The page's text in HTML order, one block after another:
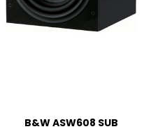
B&W ASW608 SUB